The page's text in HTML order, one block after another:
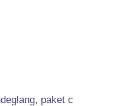
, paket c